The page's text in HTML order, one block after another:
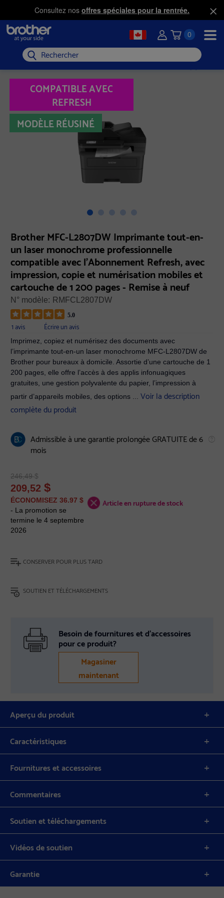
Consultez nos offres spéciales pour la rentrée.
0
Rechercher
COMPATIBLE AVEC
REFRESH
MODÈLE RÉUSINÉ
Brother MFC-L2807DW Imprimante tout-en-
un laser monochrome professionnelle
compatible avec l’Abonnement Refresh, avec
impression, copie et numérisation mobiles et
cartouche de 1 200 pages - Remise à neuf
N° modèle: RMFCL2807DW
5.0
1 avis Écrire un avis
Imprimez, copiez et numérisez des documents avec
l’imprimante tout-en-un laser monochrome MFC-L2807DW de
Brother pour bureaux à domicile. Assortie d’une cartouche de 1
200 pages, elle offre l’accès à des applis infonuagiques
gratuites, une gestion polyvalente du papier, l’impression à
partir d’appareils mobiles, des options ...Voir la description
complète du produit
Admissible à une garantie prolongée GRATUITE de 6
mois
246,49$
209,52$
ÉCONOMISEZ 36.97 $
- La promotion se
termine le 4 septembre
2026
Article en rupture de stock
CONSERVER POUR PLUS TARD
SOUTIEN ET TÉLÉCHARGEMENTS
Besoin de fournitures et d’accessoires
pour ce produit?
Magasiner
maintenant
Aperçu du produit
Caractéristiques
Fournitures et accessoires
Commentaires
Soutien et téléchargements
Vidéos de soutien
Garantie